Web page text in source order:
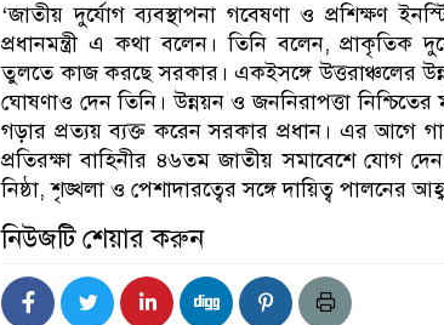
‘জাতীয় দুর্যোগ ব্যবস্থাপনা গবেষণা ও প্রশিক্ষণ
প্রধানমন্ত্রী এ কথা বলেন। তিনি বলেন, প্রাকৃতিক
তুলতে কাজ করছে সরকার। একইসঙ্গে উত্তরাঞ্চলের
ঘোষণাও দেন তিনি। উন্নয়ন ও জননিরাপত্তা
গড়ার প্রত্যয় ব্যক্ত করেন সরকার প্রধান। এর আগে
প্রতিরক্ষা বাহিনীর ৪৬তম জাতীয় সমাবেশে যোগ
নিষ্ঠা, শৃঙ্খলা ও পেশাদারত্বের সঙ্গে দায়িত্ব পালনের
নিউজটি শেয়ার করুন